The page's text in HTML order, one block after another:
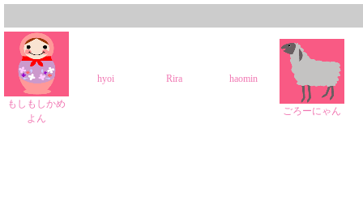
もしもしかめ
よん
hyoi Rira haomin
ごろーにゃん